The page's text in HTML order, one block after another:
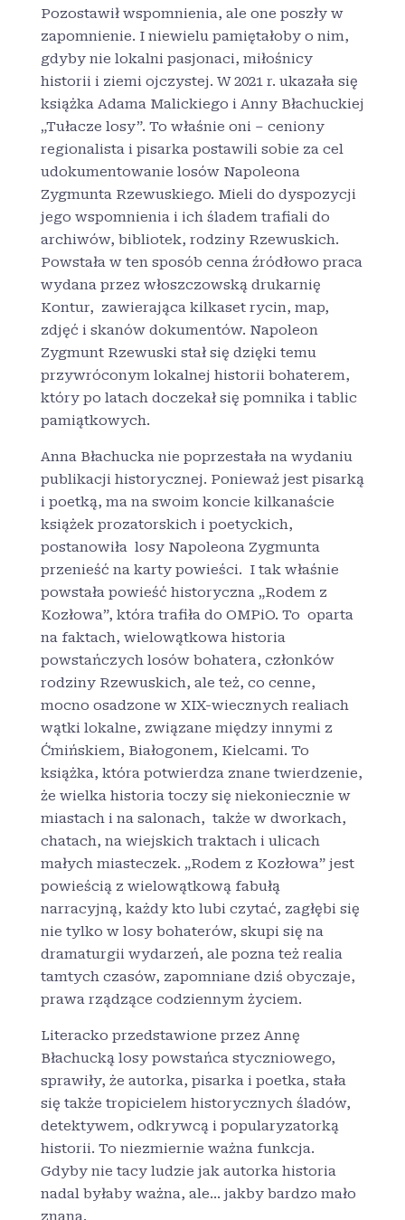
Pozostawił wspomnienia, ale one poszły w
zapomnienie. I niewielu pamiętałoby o nim,
gdyby nie lokalni pasjonaci, miłośnicy
historii i ziemi ojczystej. W 2021 r. ukazała się
książka Adama Malickiego i Anny Błachuckiej
„Tułacze losy”. To właśnie oni – ceniony
regionalista i pisarka postawili sobie za cel
udokumentowanie losów Napoleona
Zygmunta Rzewuskiego. Mieli do dyspozycji
jego wspomnienia i ich śladem trafiali do
archiwów, bibliotek, rodziny Rzewuskich.
Powstała w ten sposób cenna źródłowo praca
wydana przez włoszczowską drukarnię
Kontur, zawierająca kilkaset rycin, map,
zdjęć i skanów dokumentów. Napoleon
Zygmunt Rzewuski stał się dzięki temu
przywróconym lokalnej historii bohaterem,
który po latach doczekał się pomnika i tablic
pamiątkowych.
Anna Błachucka nie poprzestała na wydaniu
publikacji historycznej. Ponieważ jest pisarką
i poetką, ma na swoim koncie kilkanaście
książek prozatorskich i poetyckich,
postanowiła losy Napoleona Zygmunta
przenieść na karty powieści. I tak właśnie
powstała powieść historyczna „Rodem z
Kozłowa”, która trafiła do OMPiO. To oparta
na faktach, wielowątkowa historia
powstańczych losów bohatera, członków
rodziny Rzewuskich, ale też, co cenne,
mocno osadzone w XIX-wiecznych realiach
wątki lokalne, związane między innymi z
Ćmińskiem, Białogonem, Kielcami. To
książka, która potwierdza znane twierdzenie,
że wielka historia toczy się niekoniecznie w
miastach i na salonach, także w dworkach,
chatach, na wiejskich traktach i ulicach
małych miasteczek. „Rodem z Kozłowa” jest
powieścią z wielowątkową fabułą
narracyjną, każdy kto lubi czytać, zagłębi się
nie tylko w losy bohaterów, skupi się na
dramaturgii wydarzeń, ale pozna też realia
tamtych czasów, zapomniane dziś obyczaje,
prawa rządzące codziennym życiem.
Literacko przedstawione przez Annę
Błachucką losy powstańca styczniowego,
sprawiły, że autorka, pisarka i poetka, stała
się także tropicielem historycznych śladów,
detektywem, odkrywcą i popularyzatorką
historii. To niezmiernie ważna funkcja.
Gdyby nie tacy ludzie jak autorka historia
nadal byłaby ważna, ale… jakby bardzo mało
znana.